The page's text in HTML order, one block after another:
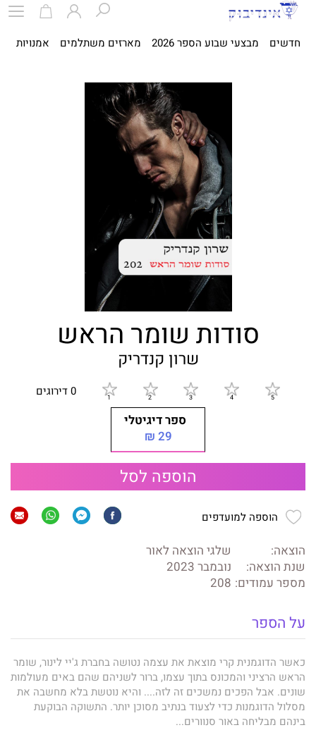
חדשים מבצעי שבוע הספר 2026 מארזים משתלמים אמנויות
סודות שומר הראש
שרון קנדריק
0 דירוגים
ספר דיגיטלי
29 ₪
הוספה לסל
הוספה למועדפים
הוצאה:
שלגי הוצאה לאור
שנת הוצאה:
נובמבר 2023
מספר עמודים: 208
על הספר
כאשר הדוגמנית קרי מוצאת את עצמה נטושה בחברת ג'יי לינור, שומר
הראש הרציני והמכונס בתוך עצמו, ברור לשניהם שהם באים מעולמות
שונים. אבל הפכים נמשכים זה לזה.... והיא נוטשת בלא מחשבה את
מסלול הדוגמנות כדי לצעוד בנתיב מסוכן יותר. התשוקה הבוקעת
בינהם מבליחה באור סנוורים...